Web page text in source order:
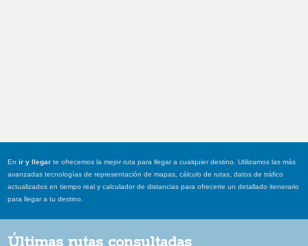
Enir y llegar te ofrecemos la mejor ruta para llegar a cualquier destino. Utilizamos las más
avanzadas tecnologías de representación de mapas, cálculo de rutas, datos de tráfico
actualizados en tiempo real y calculador de distancias para ofrecerte un detallado itenerario
para llegar a tu destino.